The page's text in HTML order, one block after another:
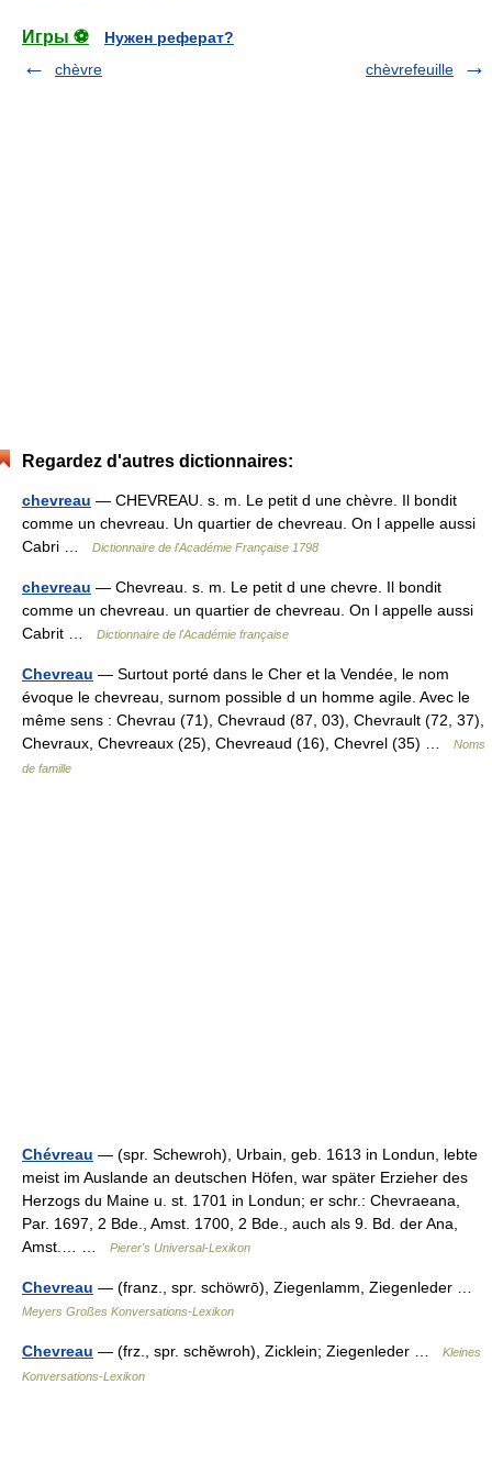
Игры ⚽
Нужен реферат?
chèvre
chèvrefeuille
Regardez d'autres dictionnaires:
chevreau — CHEVREAU. s. m. Le petit d une chèvre. Il bondit
comme un chevreau. Un quartier de chevreau. On l appelle aussi
Cabri …
Dictionnaire de l'Académie Française 1798
chevreau — Chevreau. s. m. Le petit d une chevre. Il bondit
comme un chevreau. un quartier de chevreau. On l appelle aussi
Cabrit …
Dictionnaire de l'Académie française
Chevreau — Surtout porté dans le Cher et la Vendée, le nom
évoque le chevreau, surnom possible d un homme agile. Avec le
même sens : Chevrau (71), Chevraud (87, 03), Chevrault (72, 37),
Chevraux, Chevreaux (25), Chevreaud (16), Chevrel (35) …
Noms
de famille
Chévreau — (spr. Schewroh), Urbain, geb. 1613 in Londun, lebte
meist im Auslande an deutschen Höfen, war später Erzieher des
Herzogs du Maine u. st. 1701 in Londun; er schr.: Chevraeana,
Par. 1697, 2 Bde., Amst. 1700, 2 Bde., auch als 9. Bd. der Ana,
Amst.… …
Pierer's Universal-Lexikon
Chevreau — (franz., spr. schöwrō), Ziegenlamm, Ziegenleder …
Meyers Großes Konversations-Lexikon
Chevreau — (frz., spr. schĕwroh), Zicklein; Ziegenleder …
Kleines
Konversations-Lexikon